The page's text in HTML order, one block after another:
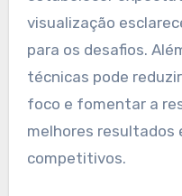
diálogo interno ao
mental que reforça
imaginar o sucesso,
conexão mais forte
o desempenho real.
estabelecer